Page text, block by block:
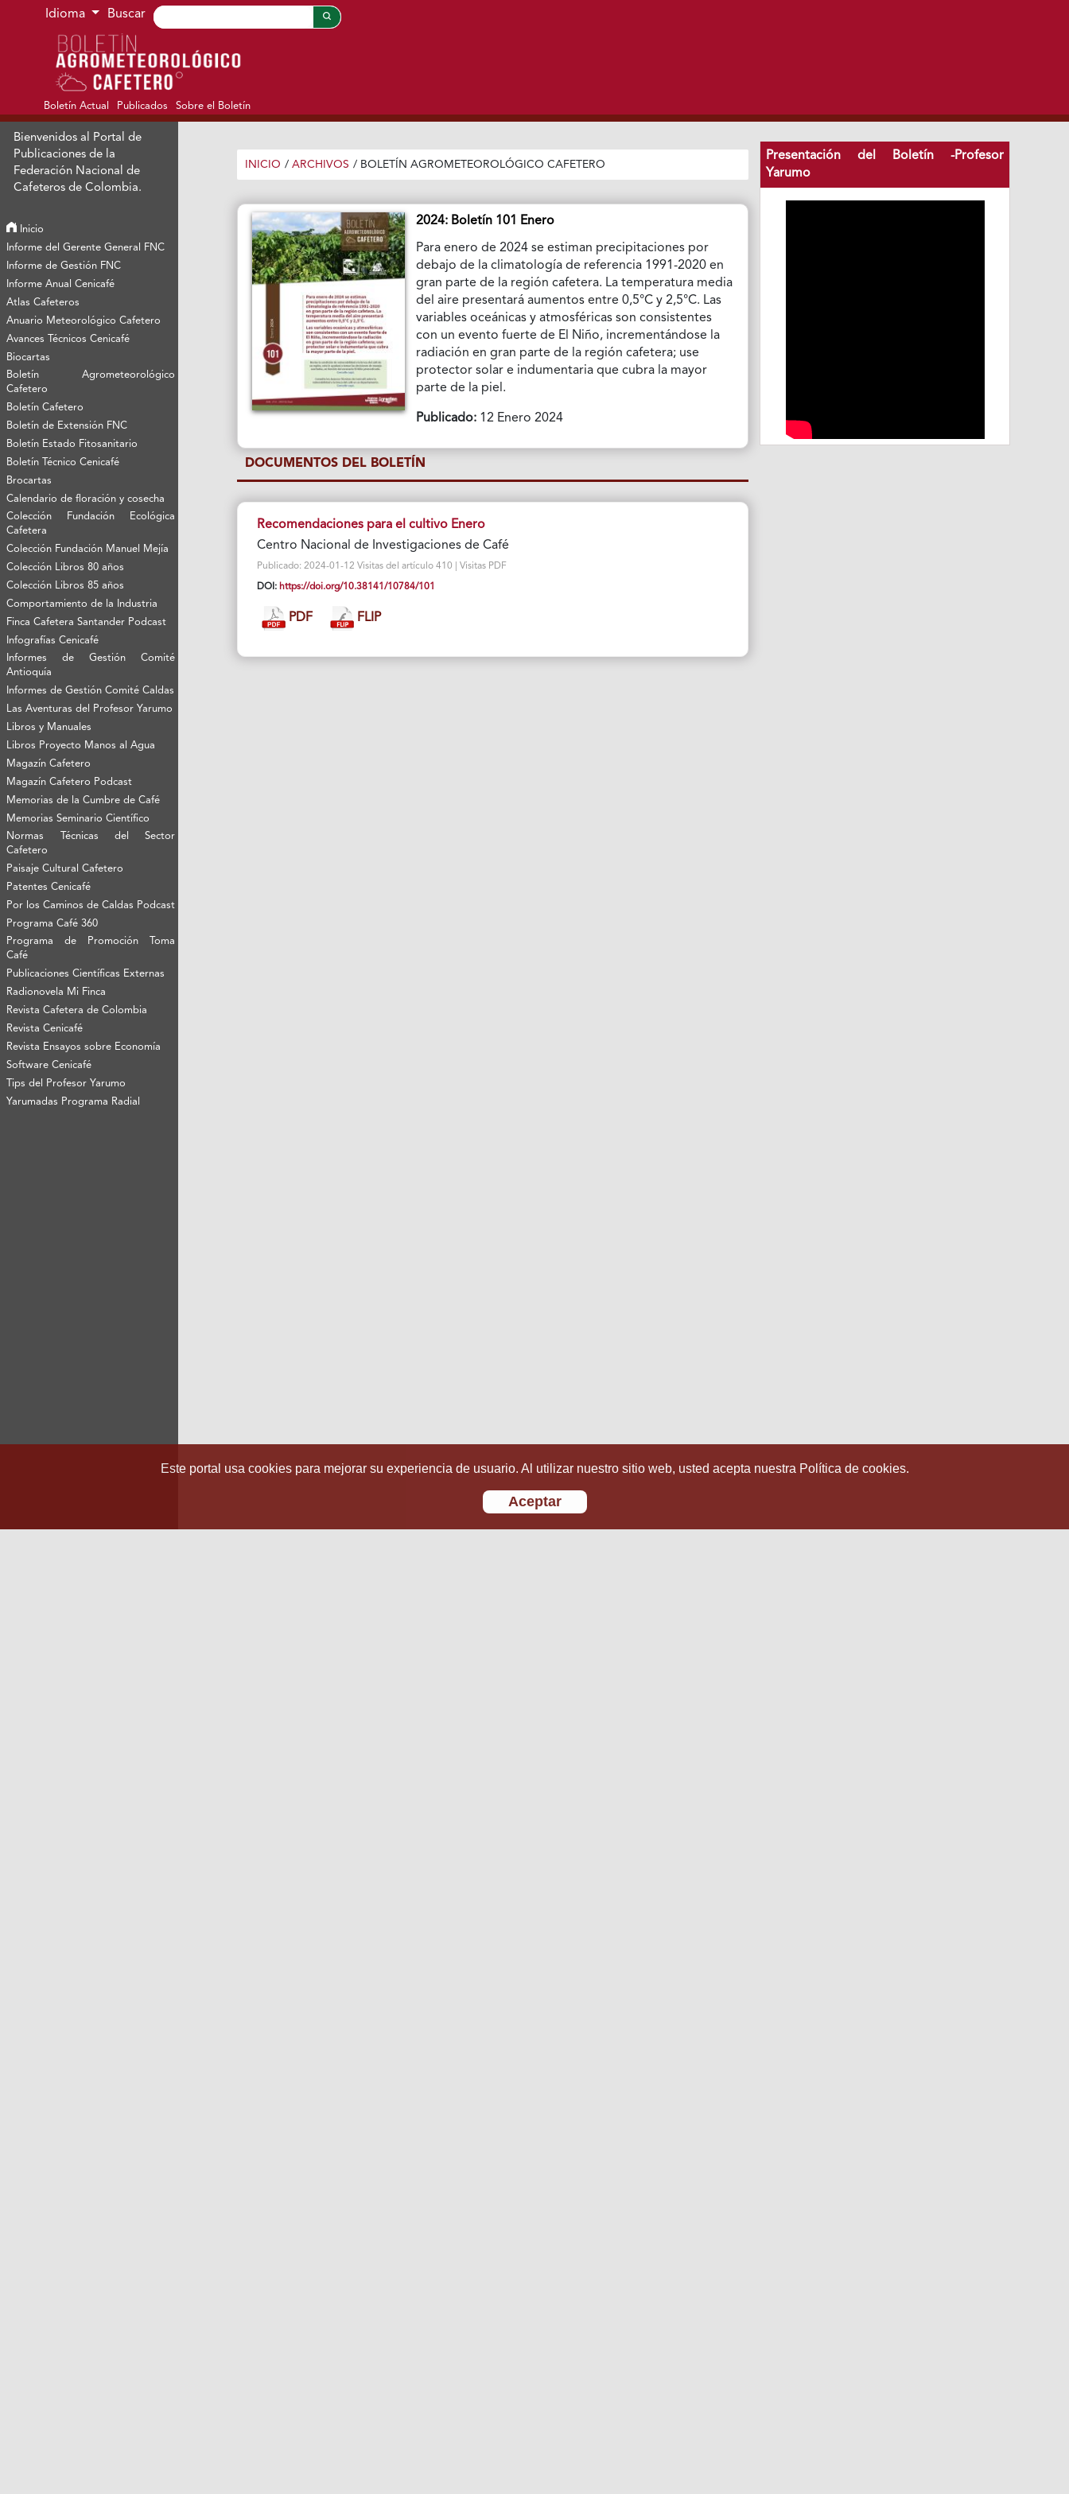
Ir al menú de navegación principal
Ir al contenido principal
Ir al pie de página del sitio
Idioma Buscar
Boletín Actual Publicados Sobre el Boletín
Bienvenidos al Portal de
Publicaciones de la
Federación Nacional de
Cafeteros de Colombia.
Inicio
Informe del Gerente General FNC
Informe de Gestión FNC
Informe Anual Cenicafé
Atlas Cafeteros
Anuario Meteorológico Cafetero
Avances Técnicos Cenicafé
Biocartas
Boletín Agrometeorológico
Cafetero
Boletín Cafetero
Boletín de Extensión FNC
Boletín Estado Fitosanitario
Boletín Técnico Cenicafé
Brocartas
Calendario de floración y cosecha
Colección Fundación Ecológica
Cafetera
Colección Fundación Manuel Mejía
Colección Libros 80 años
Colección Libros 85 años
Comportamiento de la Industria
Finca Cafetera Santander Podcast
Infografías Cenicafé
Informes de Gestión Comité
Antioquía
Informes de Gestión Comité Caldas
Las Aventuras del Profesor Yarumo
Libros y Manuales
Libros Proyecto Manos al Agua
Magazín Cafetero
Magazín Cafetero Podcast
Memorias de la Cumbre de Café
Memorias Seminario Científico
Normas Técnicas del Sector
Cafetero
Paisaje Cultural Cafetero
Patentes Cenicafé
Por los Caminos de Caldas Podcast
Programa Café 360
Programa de Promoción Toma
Café
Publicaciones Científicas Externas
Radionovela Mi Finca
Revista Cafetera de Colombia
Revista Cenicafé
Revista Ensayos sobre Economía
Software Cenicafé
Tips del Profesor Yarumo
Yarumadas Programa Radial
INICIO / ARCHIVOS / BOLETÍN AGROMETEOROLÓGICO CAFETERO
2024: Boletín 101 Enero
Para enero de 2024 se estiman precipitaciones por
debajo de la climatología de referencia 1991-2020 en
gran parte de la región cafetera. La temperatura media
del aire presentará aumentos entre 0,5°C y 2,5°C. Las
variables oceánicas y atmosféricas son consistentes
con un evento fuerte de El Niño, incrementándose la
radiación en gran parte de la región cafetera; use
protector solar e indumentaria que cubra la mayor
parte de la piel.
Publicado: 12 Enero 2024
DOCUMENTOS DEL BOLETÍN
Recomendaciones para el cultivo Enero
Centro Nacional de Investigaciones de Café
Publicado: 2024-01-12 Visitas del artículo 410 | Visitas PDF
DOI: https://doi.org/10.38141/10784/101
PDF FLIP
Presentación del Boletín -Profesor
Yarumo
Este portal usa cookies para mejorar su experiencia de usuario. Al utilizar nuestro sitio web, usted acepta nuestra Política de cookies.
Aceptar